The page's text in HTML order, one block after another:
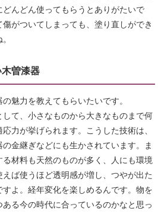
んどん使ってもらうとありがたいで
がついてしまっても、塗り直しができ
曽漆器
魅力を教えてもらいたいです。
て、小さなものから大きなものまで何
力が挙げられます。こうした技術は、
金継ぎなどにも生かされています。ま
材料も天然のものが多く、人にも環境
ば使うほど透明感が増し、つやが出た
よ。経年変化を楽しめるんです。物を
る今の時代に合っているのかなと思っ